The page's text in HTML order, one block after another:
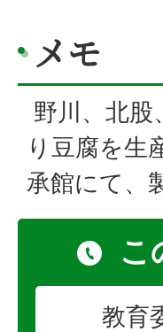
メモ
野川、北股
り豆腐を生
承館にて、
こ
教育